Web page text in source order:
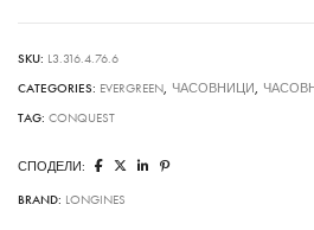
SKU: L3.316.4.76.6
CATEGORIES: EVERGREEN, ЧАСОВНИЦИ,
TAG: CONQUEST
СПОДЕЛИ:
BRAND: LONGINES